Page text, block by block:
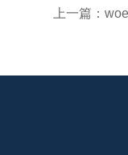
上一篇：